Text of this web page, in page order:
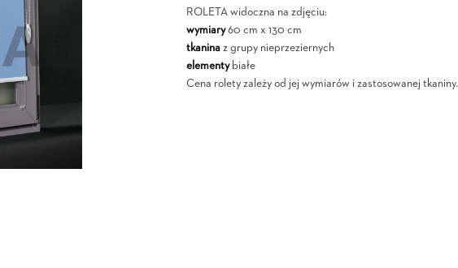
ROLETA widoczna na zdjęciu:
wymiary60 cm x 130 cm
tkaninaz grupy nieprzeziernych
elementybiałe
Cena rolety zależy od jej wymiarów i zastosowanej tkaniny.